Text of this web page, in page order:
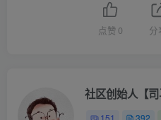
点赞 0 分
社区创始人【司